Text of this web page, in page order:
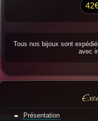
Tous nos bijoux sont
avec
Présentation